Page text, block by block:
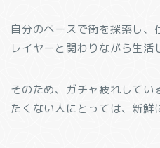
自分のペースで街を探索し
レイヤーと関わりながら生活
そのため、ガチャ疲れして
たくない人にとっては、新鮮